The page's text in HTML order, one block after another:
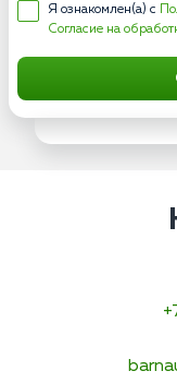
Я ознакомлен(а) с
Согласие на